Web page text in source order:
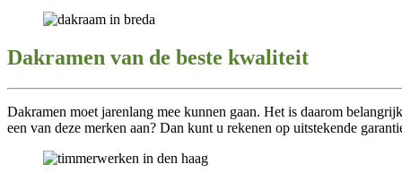
Dakramen van de beste kwaliteit
Dakramen moet jarenlang mee kunnen gaan. Het is daarom
een van deze merken aan? Dan kunt u rekenen op uitstekende